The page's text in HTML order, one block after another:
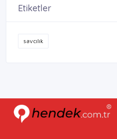
Etiketler
savcılık